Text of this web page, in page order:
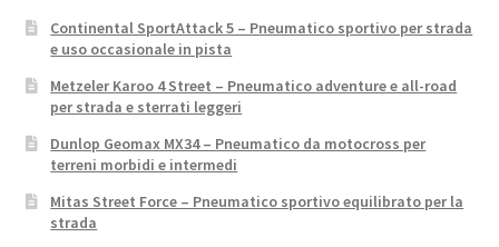
Continental SportAttack 5 – Pneumatico sportivo per strada
e uso occasionale in pista
Metzeler Karoo 4 Street – Pneumatico adventure e all-road
per strada e sterrati leggeri
Dunlop Geomax MX34 – Pneumatico da motocross per
terreni morbidi e intermedi
Mitas Street Force – Pneumatico sportivo equilibrato per la
strada